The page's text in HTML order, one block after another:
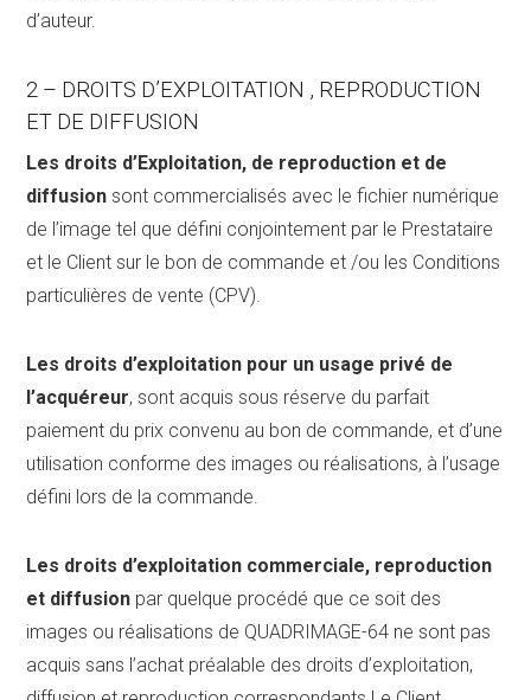
d’auteur.
2 – DROITS D’EXPLOITATION , REPRODUCTION
ET DE DIFFUSION
Les droits d’Exploitation, de reproduction et de
diffusion sont commercialisés avec le fichier numérique
de l’image tel que défini conjointement par le Prestataire
et le Client sur le bon de commande et /ou les Conditions
particulières de vente (CPV).
Les droits d’exploitation pour un usage privé de
l’acquéreur, sont acquis sous réserve du parfait
paiement du prix convenu au bon de commande, et d’une
utilisation conforme des images ou réalisations, à l’usage
défini lors de la commande.
Les droits d’exploitation commerciale, reproduction
et diffusion par quelque procédé que ce soit des
images ou réalisations de QUADRIMAGE-64 ne sont pas
acquis sans l’achat préalable des droits d’exploitation,